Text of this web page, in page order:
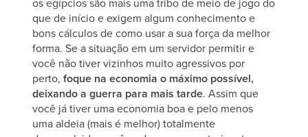
que de início e exigem algum conhecimento e
bons cálculos de como usar a sua força da melhor
forma. Se a situação em um servidor permitir e
você não tiver vizinhos muito agressivos por
perto, foque na economia o máximo possível,
deixando a guerra para mais tarde. Assim que
você já tiver uma economia boa e pelo menos
uma aldeia (mais é melhor) totalmente